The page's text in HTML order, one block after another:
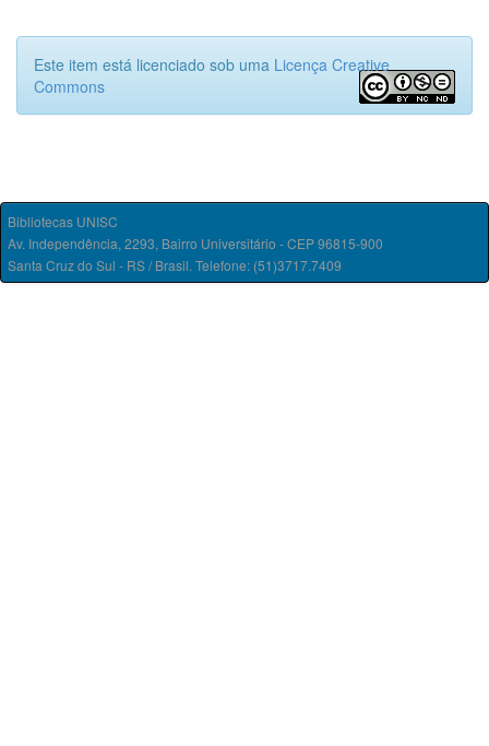
Este item está licenciado sob uma Licença Creative
Commons
Bibliotecas UNISC
Av. Independência, 2293, Bairro Universitário - CEP 96815-900
Santa Cruz do Sul - RS / Brasil. Telefone: (51)3717.7409